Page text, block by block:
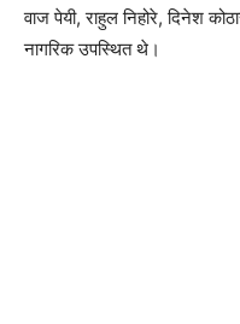
वाज पेयी, राहुल निहोरे, दिनेश
नागरिक उपस्थित थे।